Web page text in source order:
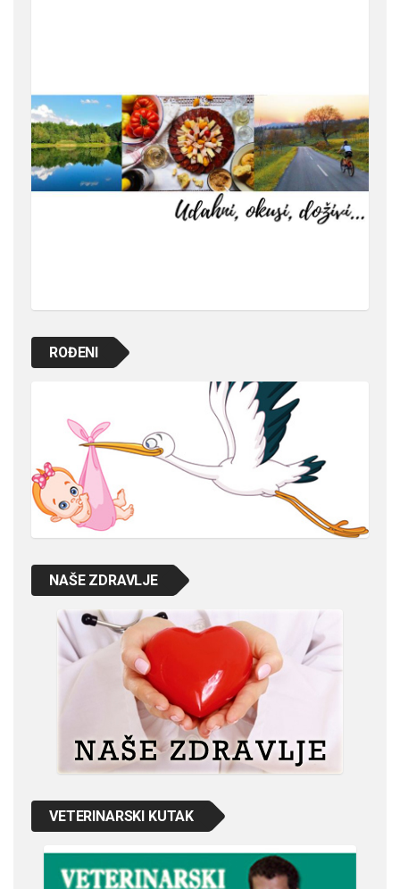
ROĐENI
NAŠE ZDRAVLJE
VETERINARSKI KUTAK